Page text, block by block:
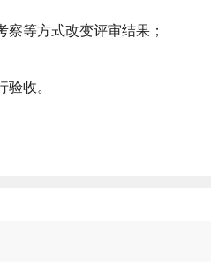
察等方式改变评审结果；
收。